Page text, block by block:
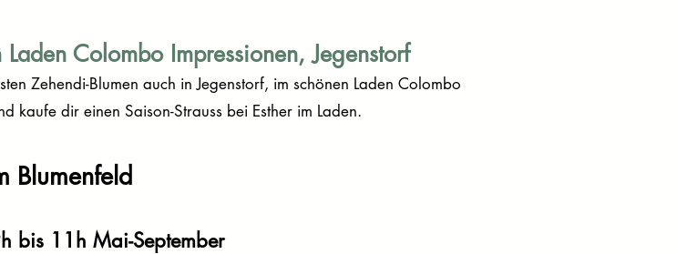
Colombo Impressionen, Jegenstorf
Zehendi-Blumen auch in Jegenstorf, im schönen Laden Colombo
kaufe dir einen Saison-Strauss bei Esther im Laden.
Blumenfeld
bis 11h Mai-September